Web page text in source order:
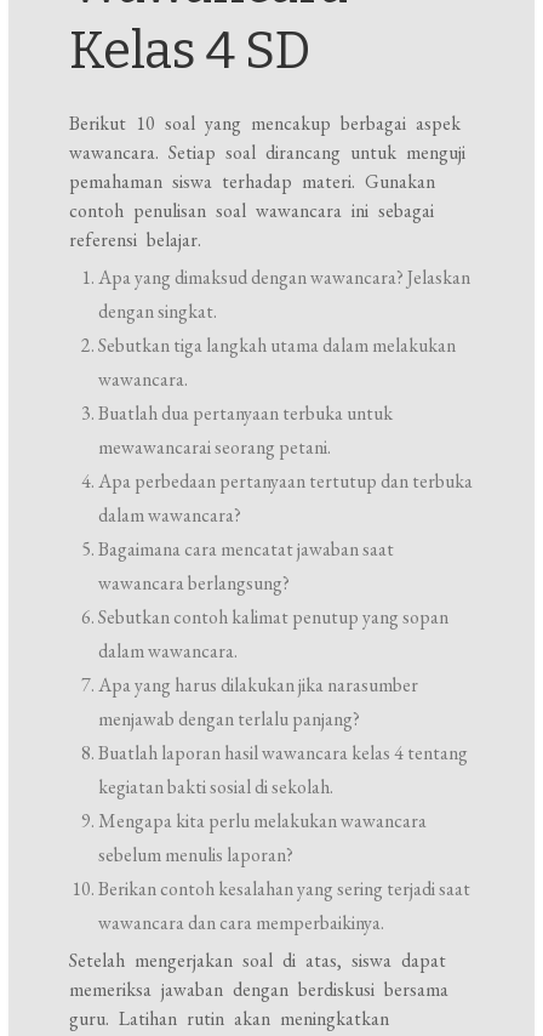
Kelas 4 SD
Berikut 10 soal yang mencakup berbagai aspek
wawancara. Setiap soal dirancang untuk menguji
pemahaman siswa terhadap materi. Gunakan
contoh penulisan soal wawancara ini sebagai
referensi belajar.
Apa yang dimaksud dengan wawancara? Jelaskan
dengan singkat.
Sebutkan tiga langkah utama dalam melakukan
wawancara.
Buatlah dua pertanyaan terbuka untuk
mewawancarai seorang petani.
Apa perbedaan pertanyaan tertutup dan terbuka
dalam wawancara?
Bagaimana cara mencatat jawaban saat
wawancara berlangsung?
Sebutkan contoh kalimat penutup yang sopan
dalam wawancara.
Apa yang harus dilakukan jika narasumber
menjawab dengan terlalu panjang?
Buatlah laporan hasil wawancara kelas 4 tentang
kegiatan bakti sosial di sekolah.
Mengapa kita perlu melakukan wawancara
sebelum menulis laporan?
Berikan contoh kesalahan yang sering terjadi saat
wawancara dan cara memperbaikinya.
Setelah mengerjakan soal di atas, siswa dapat
memeriksa jawaban dengan berdiskusi bersama
guru. Latihan rutin akan meningkatkan